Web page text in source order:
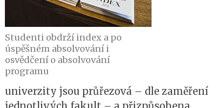
Studenti obdrží index a po
úspěšném absolvování i
osvědčení o absolvování
programu
univerzity jsou průřezová – dle zaměření